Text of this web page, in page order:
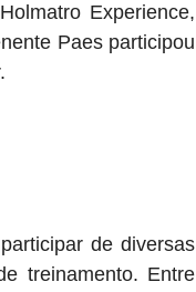
Experience,
Paes participou
de diversas
treinamento. Entre